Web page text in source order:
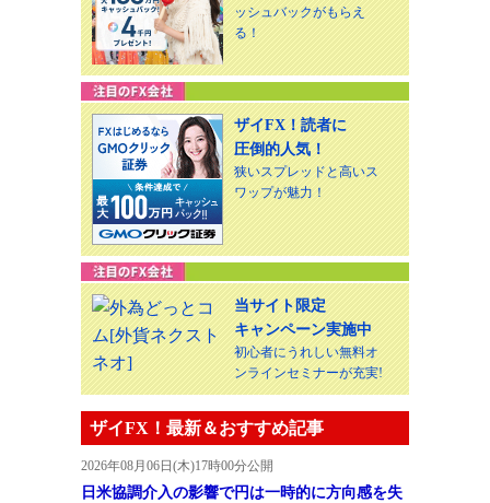
ッシュバックがもらえ
る！
ザイFX！読者に
圧倒的人気！
狭いスプレッドと高いス
ワップが魅力！
当サイト限定
キャンペーン実施中
初心者にうれしい無料オ
ンラインセミナーが充実!
ザイFX！最新＆おすすめ記事
2026年08月06日(木)17時00分公開
日米協調介入の影響で円は一時的に方向感を失